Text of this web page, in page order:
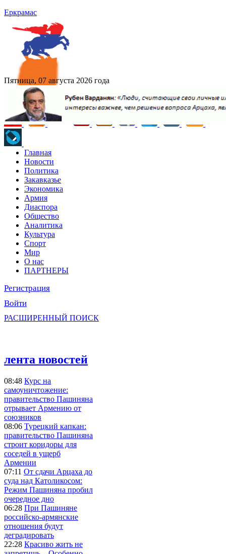
Еркрамас
Пятница, 07 августа 2026 года
Главная
Новости
Политика
Закавказье
Экономика
Армия
Диаспора
Общество
Аналитика
Культура
Спорт
Мир
О нас
ПАРТНЕРЫ
Регистрация
Войти
РАСШИРЕННЫЙ ПОИСК
лента новостей
08:48 Курс на
самоуничтожение:
правительство Пашиняна
отрывает Армению от
союзников
08:06 Турецкий капкан:
правительство Пашиняна
строит коридоры для
соседей в ущерб
Армении
07:11 От сдачи Арцаха до
суда над Католикосом:
Режим Пашиняна пробил
очередное дно
06:28 При Пашиняне
российско-армянские
отношения будут
деградировать
22:28 Красиво жить не